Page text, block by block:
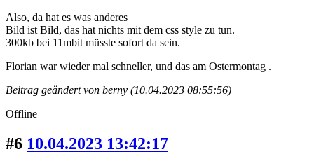
Also, da hat es was anderes
Bild ist Bild, das hat nichts mit dem css style zu tun.
300kb bei 11mbit müsste sofort da sein.
Florian war wieder mal schneller, und das am Ostermontag .
Beitrag geändert von berny (10.04.2023 08:55:56)
Offline
#6 10.04.2023 13:42:17